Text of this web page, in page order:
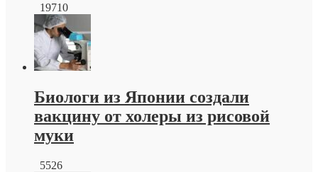
19710
Биологи из Японии создали
вакцину от холеры из рисовой
муки
5526